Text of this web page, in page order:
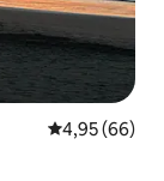
Évaluation
4,95 (66)